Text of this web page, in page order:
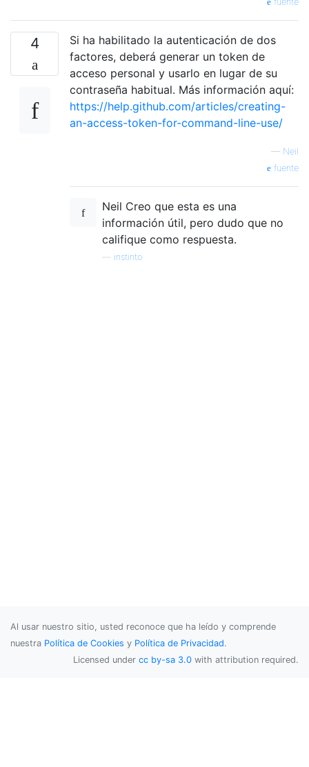
4
Si ha habilitado la autenticación de dos
factores, deberá generar un token de
acceso personal y usarlo en lugar de su
contraseña habitual. Más información aquí:
https://help.github.com/articles/creating-
an-access-token-for-command-line-use/
— Neil
fuente
Neil Creo que esta es una
información útil, pero dudo que no
califique como respuesta.
instinto
Al usar nuestro sitio, usted reconoce que ha leído y comprende
nuestra Política de Cookies y Política de Privacidad.
Licensed under cc by-sa 3.0 with attribution required.